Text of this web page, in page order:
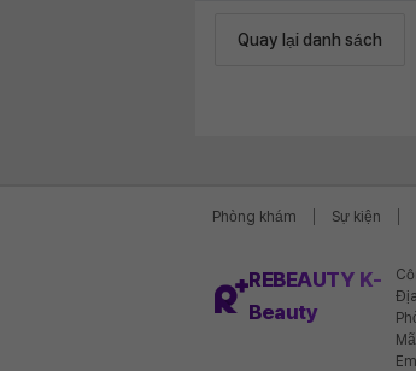
Quay lại danh sách
Phòng khám Sự kiện
REBEAUTY K-
Beauty